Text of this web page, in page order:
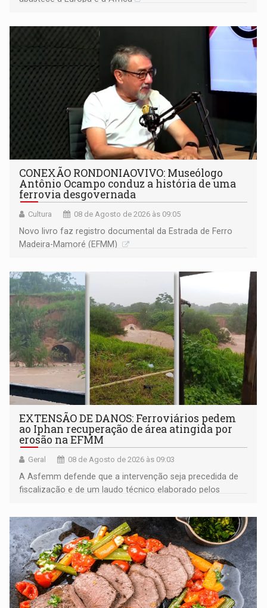
CONEXÃO RONDONIAOVIVO: Museólogo
Antônio Ocampo conduz a história de uma
ferrovia desgovernada
Cultura 08 de Agosto de 2026 às 09:05
Novo livro faz registro documental da Estrada de Ferro
Madeira-Mamoré (EFMM)
EXTENSÃO DE DANOS: Ferroviários pedem
ao Iphan recuperação de área atingida por
erosão na EFMM
Geral 08 de Agosto de 2026 às 09:03
A Asfemm defende que a intervenção seja precedida de
fiscalização e de um laudo técnico elaborado pelos